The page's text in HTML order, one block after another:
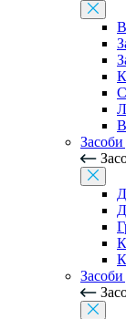
Засоби
Засоби